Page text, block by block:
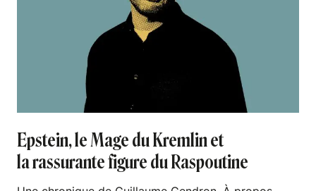
Epstein, le Mage du Kremlin et
la rassurante figure du Raspoutine